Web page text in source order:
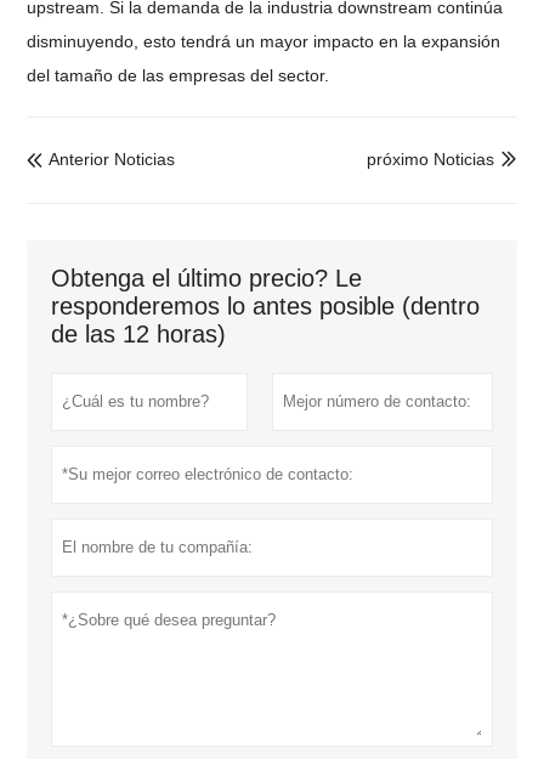
upstream. Si la demanda de la industria downstream continúa
disminuyendo, esto tendrá un mayor impacto en la expansión
del tamaño de las empresas del sector.
 Anterior Noticias 
próximo Noticias
Obtenga el último precio? Le
responderemos lo antes posible (dentro
de las 12 horas)